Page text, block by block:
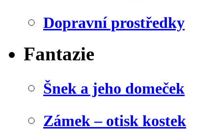
Dopravní prostředky
Fantazie
Šnek a jeho domeček
Zámek – otisk kostek